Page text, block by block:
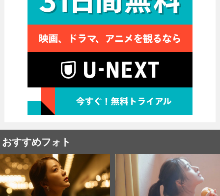
おすすめフォト